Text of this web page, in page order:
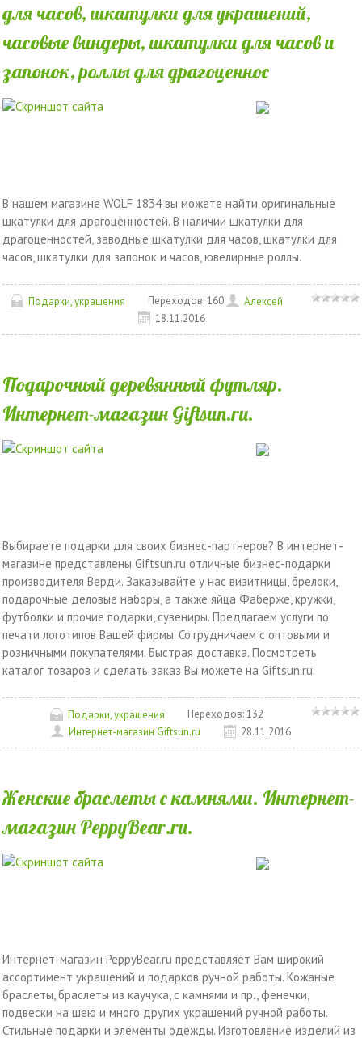
для часов, шкатулки для украшений,
часовые виндеры, шкатулки для часов и
запонок, роллы для драгоценнос
В нашем магазине WOLF 1834 вы можете найти оригинальные
шкатулки для драгоценностей. В наличии шкатулки для
драгоценностей, заводные шкатулки для часов, шкатулки для
часов, шкатулки для запонок и часов, ювелирные роллы.
Подарки, украшения Переходов:160
Алексей
18.11.2016
Подарочный деревянный футляр.
Интернет-магазин Giftsun.ru.
Выбираете подарки для своих бизнес-партнеров? В интернет-
магазине представлены Giftsun.ru отличные бизнес-подарки
производителя Верди. Заказывайте у нас визитницы, брелоки,
подарочные деловые наборы, а также яйца Фаберже, кружки,
футболки и прочие подарки, сувениры. Предлагаем услуги по
печати логотипов Вашей фирмы. Сотрудничаем с оптовыми и
розничными покупателями. Быстрая доставка. Посмотреть
каталог товаров и сделать заказ Вы можете на Giftsun.ru.
Подарки, украшения Переходов:132
Интернет-магазин Giftsun.ru
28.11.2016
Женские браслеты с камнями. Интернет-
магазин PeppyBear.ru.
Интернет-магазин PeppyBear.ru представляет Вам широкий
ассортимент украшений и подарков ручной работы. Кожаные
браслеты, браслеты из каучука, с камнями и пр., фенечки,
подвески на шею и много других украшений ручной работы.
Стильные подарки и элементы одежды. Изготовление изделий из